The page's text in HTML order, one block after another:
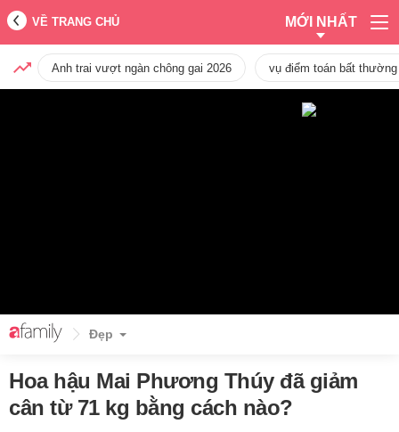
VỀ TRANG CHỦ MỚI NHẤT
Anh trai vượt ngàn chông gai 2026 vụ điểm toán bất
Đẹp
Hoa hậu Mai Phương Thúy đã giảm
cân từ 71 kg bằng cách nào?